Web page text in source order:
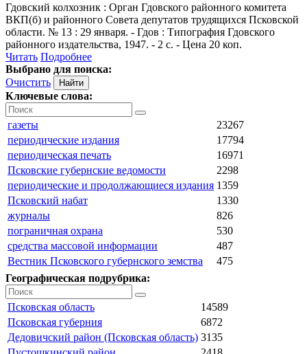
Гдовский колхозник : Орган Гдовского районного комитета
ВКП(б) и районного Совета депутатов трудящихся Псковской
области. № 13 : 29 января. - Гдов : Типография Гдовского
районного издательства, 1947. - 2 с. - Цена 20 коп.
Читать Подробнее
Выбрано для поиска:
Очистить
Ключевые слова:
газеты
23267
периодические издания
17794
периодическая печать
16971
Псковские губернские ведомости
2298
периодические и продолжающиеся издания 1359
Псковский набат
1330
журналы
826
пограничная охрана
530
средства массовой информации
487
Вестник Псковского губернского земства
475
Географическая подрубрика:
Псковская область
14589
Псковская губерния
6872
Дедовичский район (Псковская область) 3135